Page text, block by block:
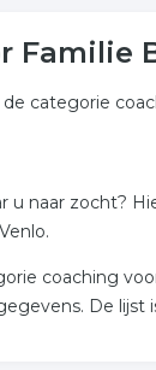
Familie
categorie
u naar zocht?
coaching
De lijst